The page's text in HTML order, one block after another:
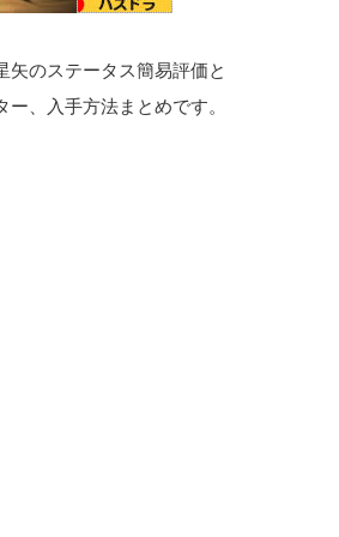
矢のステータス簡易評価と
、入手方法まとめです。